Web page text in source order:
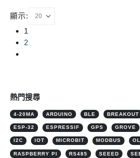
顯示:
1
2
熱門搜尋
4-20MA ARDUINO BLE BREAKOUT
ESP-32 ESPRESSIF GPS GROVE
I2C IOT MICROBIT MODBUS
RASPBERRY PI RS485 SEEED